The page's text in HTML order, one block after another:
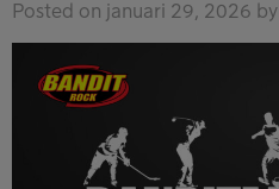
Posted on januari 29, 2026 by